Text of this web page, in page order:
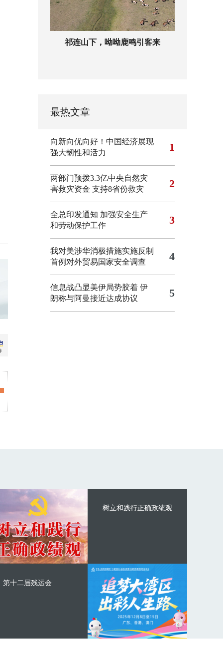
祁连山下，呦呦鹿鸣引客来
最热文章
向新向优向好！中国经济展现
强大韧性和活力
1
两部门预拨3.3亿中央自然灾
害救灾资金 支持8省份救灾
2
全总印发通知 加强安全生产
和劳动保护工作
3
我对美涉华消极措施实施反制
首例对外贸易国家安全调查
4
信息战凸显美伊局势胶着 伊
朗称与阿曼接近达成协议
5
树立和践行正确政绩观
第十二届残运会